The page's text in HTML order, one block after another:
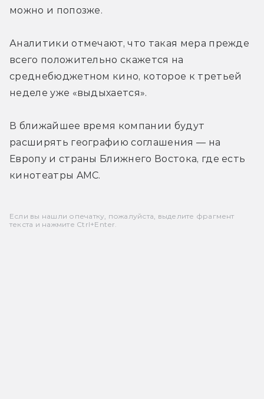
можно и попозже.
Аналитики отмечают, что такая мера прежде
всего положительно скажется на
среднебюджетном кино, которое к третьей
неделе уже «выдыхается».
В ближайшее время компании будут
расширять географию соглашения — на
Европу и страны Ближнего Востока, где есть
кинотеатры AMC.
Если вы нашли опечатку, пожалуйста, выделите фрагмент
текста и нажмите Ctrl+Enter.